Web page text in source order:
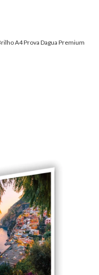
A4 Prova Dagua Premium